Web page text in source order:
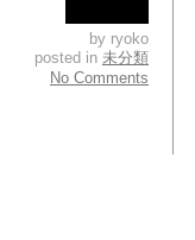
by ryoko
posted in 未分類
No Comments